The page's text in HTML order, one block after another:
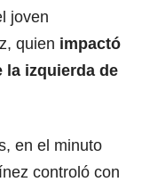
joven
quien impactó
la izquierda de
en el minuto
controló con